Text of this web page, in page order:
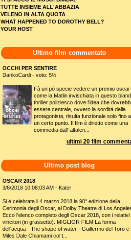
TUTTE INSIEME ALL'ABBAZIA
VELENO IN ALTA QUOTA
WHAT HAPPENED TO DOROTHY BELL?
YOUR HOST
Ultimo film commentato
OCCHI PER SENTIRE
DankoCardi - voto: 5½
Fà un pò specie vedere un premio oscar
come la Matlin invischiata in questo
thriller poliziesco dove l'idea che
essere centrale, ovvero la sordità della
protagonista, risulta funzionale solo fino
un certo punto. Il film è diretto come una
commedia dall' altalen...
ultimi 20 film
Ultimo post blog
OSCAR 2018
3/6/2018 10:08:03 AM - Kater
Si è celebrata il 4 marzo 2018 la 90° edizione della
Cerimonia degli Oscar, al Dolby Theatre di Los
Ecco l'elenco completo degli Oscar 2018, con i relativi
vincitori (in grassetto). MIGLIOR FILM La forma
dell'acqua - The shape of water - Guillermo del Toro e
Miles Dale Chiamami col t...